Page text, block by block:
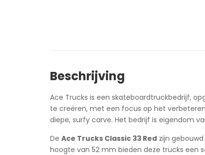
Beschrijving
Ace Trucks is een skateboardtruckbedrijf,
te creëren, met een focus op het
diepe, surfy carve. Het bedrijf is eigendom
De Ace Trucks Classic 33 Red zijn
hoogte van 52 mm bieden deze trucks een